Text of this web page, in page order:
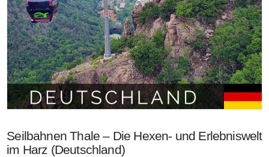
Seilbahnen Thale – Die Hexen- und Erlebniswelt
im Harz (Deutschland)